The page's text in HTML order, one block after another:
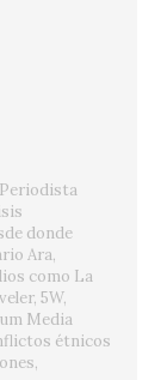
Periodista
donde
Ara,
como La
5W,
Media
étnicos